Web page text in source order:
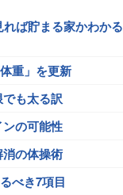
ば貯まる家かわかる
重」を更新
も太る訳
の可能性
の体操術
べき7項目